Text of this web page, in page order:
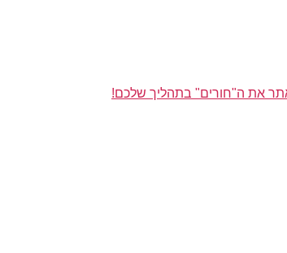
את ה"חורים" בתהליך שלכם!